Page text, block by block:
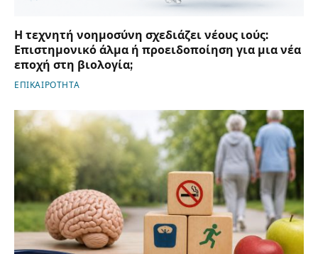
Η τεχνητή νοημοσύνη σχεδιάζει νέους ιούς:
Επιστημονικό άλμα ή προειδοποίηση για μια νέα
εποχή στη βιολογία;
ΕΠΙΚΑΙΡΟΤΗΤΑ